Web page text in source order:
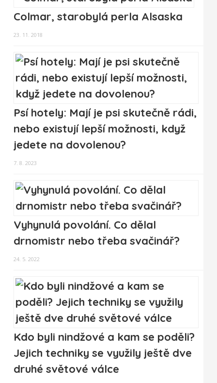
Colmar, starobylá perla Alsaska
23. 11. 2018
Psí hotely: Mají je psi skutečně rádi,
nebo existují lepší možnosti, když
jedete na dovolenou?
7. 8. 2023
Vyhynulá povolání. Co dělal
drnomistr nebo třeba svačinář?
24. 5. 2022
Kdo byli nindžové a kam se poděli?
Jejich techniky se využily ještě dve
druhé světové válce